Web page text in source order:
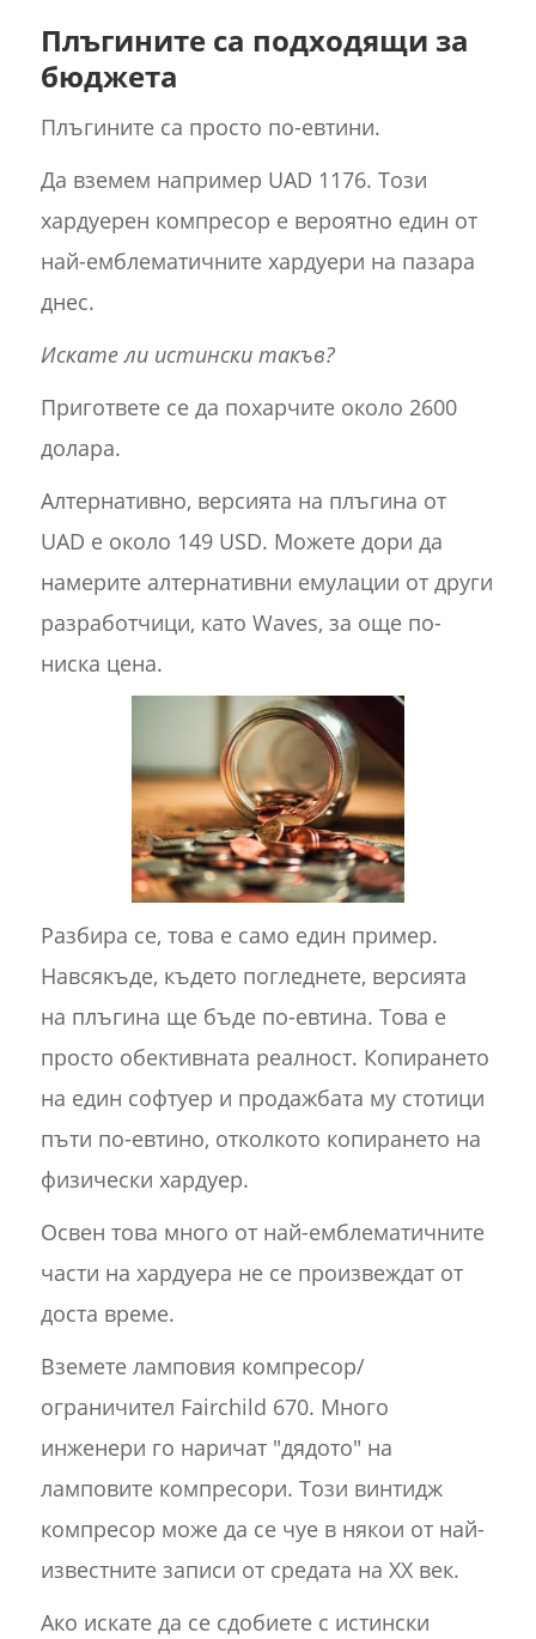
Плъгините са подходящи за
бюджета
Плъгините са просто по-евтини.
Да вземем например UAD 1176. Този
хардуерен компресор е вероятно един от
най-емблематичните хардуери на пазара
днес.
Искате ли истински такъв?
Пригответе се да похарчите около 2600
долара.
Алтернативно, версията на плъгина от
UAD е около 149 USD. Можете дори да
намерите алтернативни емулации от други
разработчици, като Waves, за още по-
ниска цена.
Разбира се, това е само един пример.
Навсякъде, където погледнете, версията
на плъгина ще бъде по-евтина. Това е
просто обективната реалност. Копирането
на един софтуер и продажбата му стотици
пъти по-евтино, отколкото копирането на
физически хардуер.
Освен това много от най-емблематичните
части на хардуера не се произвеждат от
доста време.
Вземете ламповия компресор/
ограничител Fairchild 670. Много
инженери го наричат "дядото" на
ламповите компресори. Този винтидж
компресор може да се чуе в някои от най-
известните записи от средата на ХХ век.
Ако искате да се сдобиете с истински